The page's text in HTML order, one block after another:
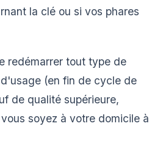
la clé ou si vos phares
redémarrer tout type de
(en fin de cycle de
de qualité supérieure,
soyez à votre domicile à